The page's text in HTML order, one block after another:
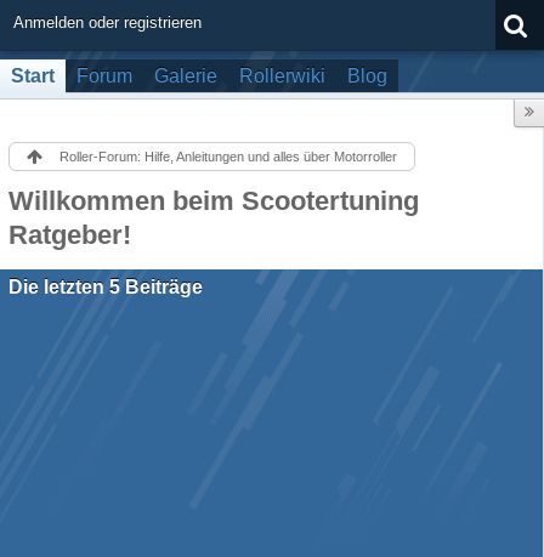
Anmelden oder registrieren
Start Forum Galerie Rollerwiki Blog
Roller-Forum: Hilfe, Anleitungen und alles über Motorroller
Willkommen beim Scootertuning
Ratgeber!
Die letzten 5 Beiträge